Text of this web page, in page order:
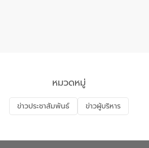
หมวดหมู่
ข่าวประชาสัมพันธ์ ข่าวผู้บริหาร